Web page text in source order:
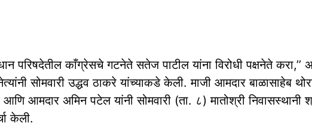
परिषदेतील काँग्रेसचे गटनेते सतेज पाटील यांना विरोधी पक्षनेते करा,’’
सोमवारी उद्धव ठाकरे यांच्याकडे केली. माजी आमदार बाळासाहेब
आमदार अमिन पटेल यांनी सोमवारी (ता. ८) मातोश्री निवासस्थानी
केली.